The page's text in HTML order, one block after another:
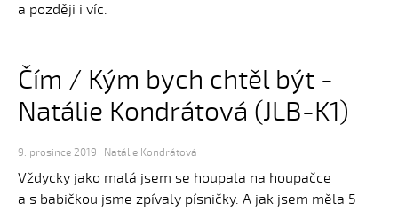
a později i víc.
Čím / Kým bych chtěl být -
Natálie Kondrátová (JLB-K1)
9. prosince 2019 Natálie Kondrátová
Vždycky jako malá jsem se houpala na houpačce
a s babičkou jsme zpívaly písničky. A jak jsem měla 5